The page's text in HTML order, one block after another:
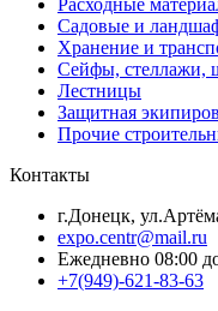
Расходные
Садовые и
Хранение и
Сейфы, стеллажи,
Лестницы
Защитная
Прочие
Контакты
г.Донецк,
expo.centr@mail.ru
Ежедневно 08:00
+7(949)-621-83-63